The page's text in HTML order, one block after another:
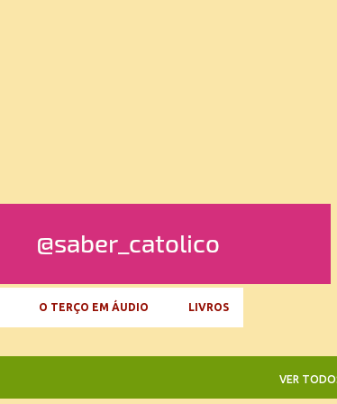
O TERÇO EM ÁUDIO LIVROS
VER